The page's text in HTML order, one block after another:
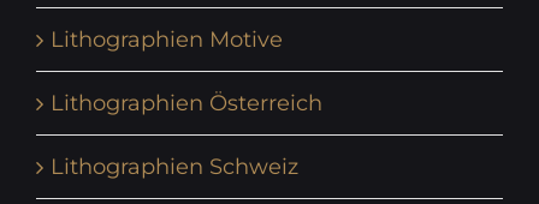
Lithographien Motive
Lithographien Österreich
Lithographien Schweiz